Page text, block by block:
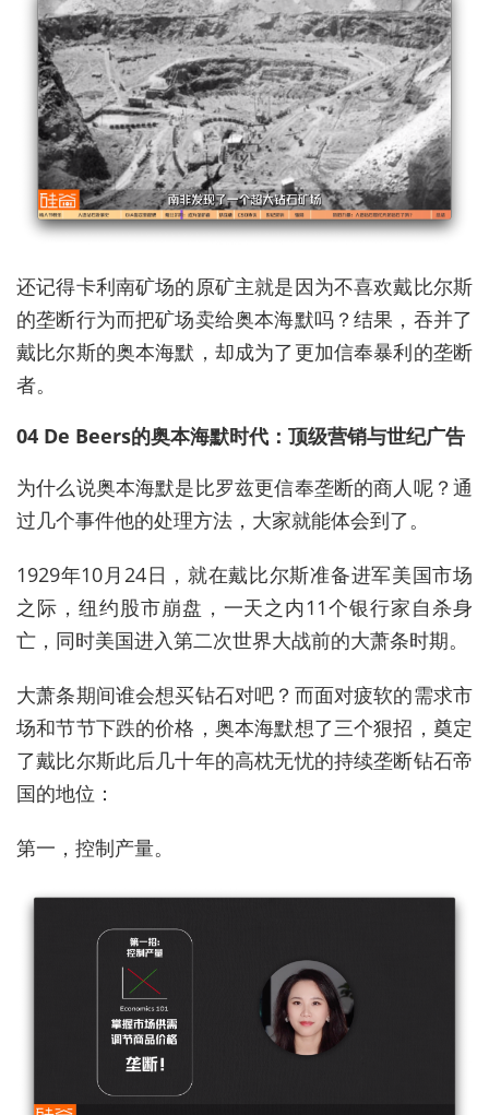
还记得卡利南矿场的原矿主就是因为不喜欢戴比尔斯
的垄断行为而把矿场卖给奥本海默吗？结果，吞并了
戴比尔斯的奥本海默，却成为了更加信奉暴利的垄断
者。
04 De Beers的奥本海默时代：顶级营销与世纪广告
为什么说奥本海默是比罗兹更信奉垄断的商人呢？通
过几个事件他的处理方法，大家就能体会到了。
1929年10月24日，就在戴比尔斯准备进军美国市场
之际，纽约股市崩盘，一天之内11个银行家自杀身
亡，同时美国进入第二次世界大战前的大萧条时期。
大萧条期间谁会想买钻石对吧？而面对疲软的需求市
场和节节下跌的价格，奥本海默想了三个狠招，奠定
了戴比尔斯此后几十年的高枕无忧的持续垄断钻石帝
国的地位：
第一，控制产量。